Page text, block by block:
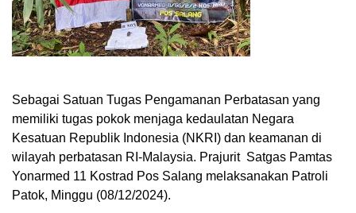
Sebagai Satuan Tugas Pengamanan Perbatasan yang
memiliki tugas pokok menjaga kedaulatan Negara
Kesatuan Republik Indonesia (NKRI) dan keamanan di
wilayah perbatasan RI-Malaysia. Prajurit Satgas Pamtas
Yonarmed 11 Kostrad Pos Salang melaksanakan Patroli
Patok, Minggu (08/12/2024).